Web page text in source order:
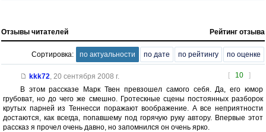
Отзывы читателей Рейтинг отзыва
Сортировка: по актуальности по дате по рейтингу по оценке
[ 10 ]
kkk72 20 сентября 2008 г.
В этом рассказе Марк Твен превзошел самого себя. Да, его юмор
грубоват, но до чего же смешно. Гротескные сцены постоянных разборок
крутых парней из Теннесси поражают воображение. А все неприятности
достаются, как всегда, попавшему под горячую руку автору. Впервые этот
рассказ я прочел очень давно, но запомнился он очень ярко.